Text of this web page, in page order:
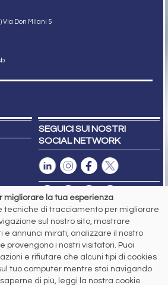
Via Don Milani 5
SEGUICI SUI NOSTRI
SOCIAL NETWORK
versato
del Tribunale di Brescia n. 11/2004 del 17
n. 26116.
migliorare la tua esperienza
tecniche di tracciamento per migliorare
sul nostro sito, mostrare
e annunci mirati, analizzare il nostro
provengono i nostri visitatori. Puoi
e rifiutare che alcuni tipi di cookies
tuo computer mentre stai navigando
di più, leggi la nostra cookie